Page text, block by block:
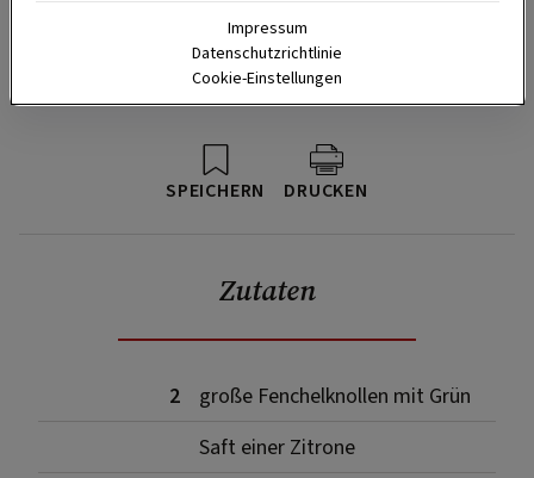
SPEICHERN DRUCKEN
Zutaten
2
große Fenchelknollen mit Grün
Saft einer Zitrone
Impressum
Datenschutzrichtlinie
Cookie-Einstellungen